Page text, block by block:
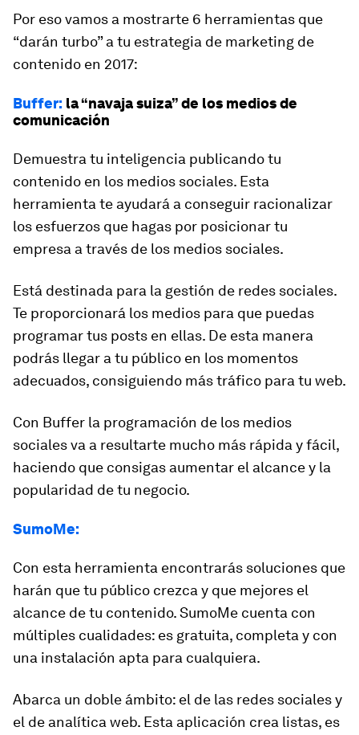
Por eso vamos a mostrarte 6 herramientas que
“darán turbo” a tu estrategia de marketing de
contenido en 2017:
Buffer: la “navaja suiza” de los medios de
comunicación
Demuestra tu inteligencia publicando tu
contenido en los medios sociales. Esta
herramienta te ayudará a conseguir racionalizar
los esfuerzos que hagas por posicionar tu
empresa a través de los medios sociales.
Está destinada para la gestión de redes sociales.
Te proporcionará los medios para que puedas
programar tus posts en ellas. De esta manera
podrás llegar a tu público en los momentos
adecuados, consiguiendo más tráfico para tu web.
Con Buffer la programación de los medios
sociales va a resultarte mucho más rápida y fácil,
haciendo que consigas aumentar el alcance y la
popularidad de tu negocio.
SumoMe:
Con esta herramienta encontrarás soluciones que
harán que tu público crezca y que mejores el
alcance de tu contenido. SumoMe cuenta con
múltiples cualidades: es gratuita, completa y con
una instalación apta para cualquiera.
Abarca un doble ámbito: el de las redes sociales y
el de analítica web. Esta aplicación crea listas, es